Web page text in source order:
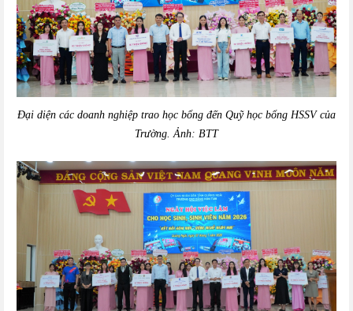
Đại diện các doanh nghiệp trao học bổng đến Quỹ học bổng HSSV của
Trường.Ảnh: BTT